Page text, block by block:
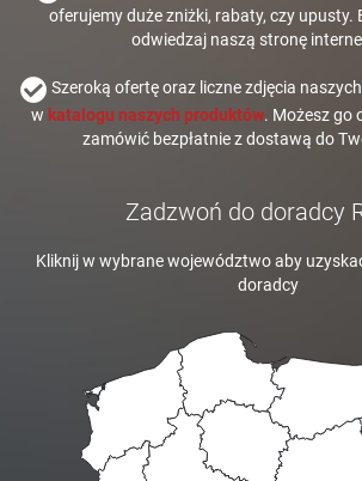
oferujemy duże zniżki, rabaty, czy upusty.
odwiedzaj naszą stronę
Szeroką ofertę oraz liczne zdjęcia
w katalogu naszych produktów. Możesz go
zamówić bezpłatnie z dostawą do
Zadzwoń do doradcy
Kliknij w wybrane województwo aby
doradcy